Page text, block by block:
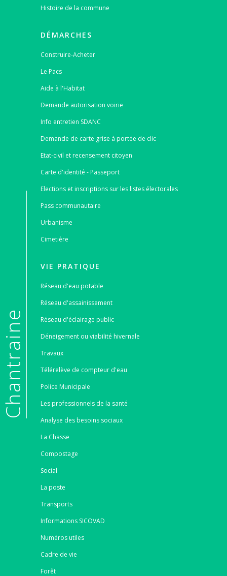
e
Histoire de la commune
DÉMARCHES
Construire-Acheter
Le Pacs
Aide à l'Habitat
Demande autorisation voirie
Info entretien SDANC
Demande de carte grise à portée de clic
Etat-civil et recensement citoyen
Carte d'identité - Passeport
Elections et inscriptions sur les listes électorales
Pass communautaire
Urbanisme
Cimetière
VIE PRATIQUE
Réseau d'eau potable
Réseau d'assainissement
Réseau d'éclairage public
Déneigement ou viabilité hivernale
Travaux
Télérelève de compteur d'eau
Police Municipale
Les professionnels de la santé
Analyse des besoins sociaux
La Chasse
Compostage
Social
La poste
Transports
Informations SICOVAD
Numéros utiles
Cadre de vie
Forêt